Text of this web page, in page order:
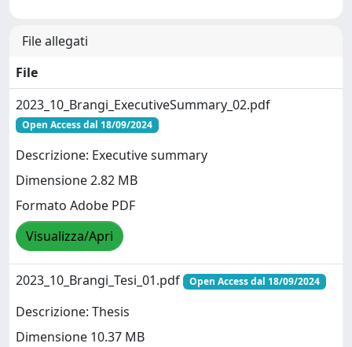
File allegati
File
2023_10_Brangi_ExecutiveSummary_02.pdf
Open Access dal 18/09/2024
Descrizione: Executive summary
Dimensione 2.82 MB
Formato Adobe PDF
Visualizza/Apri
2023_10_Brangi_Tesi_01.pdf Open Access dal 18/09/2024
Descrizione: Thesis
Dimensione 10.37 MB